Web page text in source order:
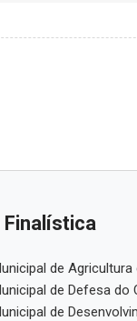
Finalística
de Agricultura
de Defesa do
de